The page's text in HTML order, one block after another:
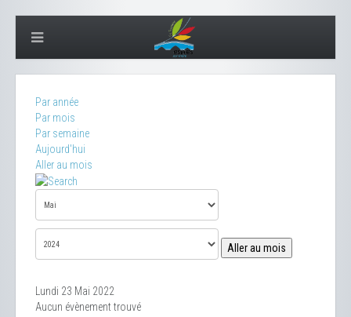
Par année
Par mois
Par semaine
Aujourd'hui
Aller au mois
Aller au mois
Lundi 23 Mai 2022
Aucun évènement trouvé